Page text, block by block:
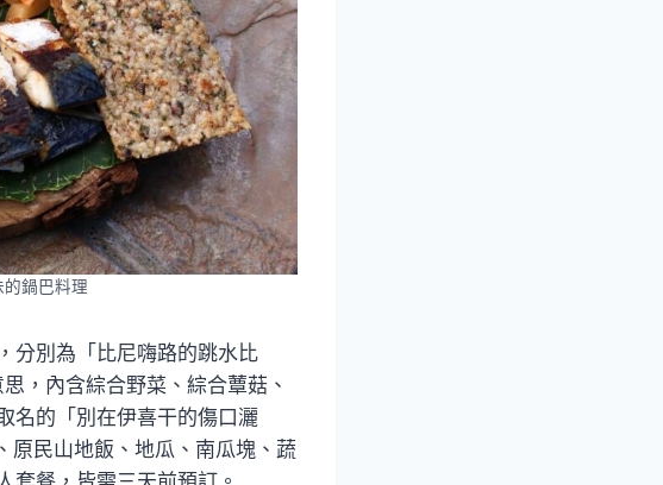
的鍋巴料理
分別為「比尼嗨路的跳水比
，內含綜合野菜、綜合蕈菇、
名的「別在伊喜干的傷口灑
原民山地飯、地瓜、南瓜塊、蔬